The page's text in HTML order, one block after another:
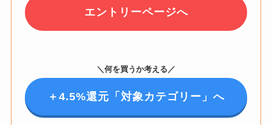
エントリーページへ
＼何を買うか考える／
＋4.5%還元「対象カテゴリー」へ